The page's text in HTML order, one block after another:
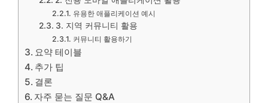
유용한 애플리케이션 예시
3. 지역 커뮤니티 활용
커뮤니티 활용하기
요약 테이블
추가 팁
결론
자주 묻는 질문 Q&A